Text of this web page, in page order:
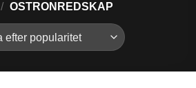
/ OSTRONREDSKAP